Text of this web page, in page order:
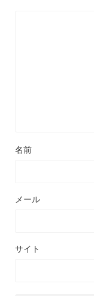
名前
メール
サイト